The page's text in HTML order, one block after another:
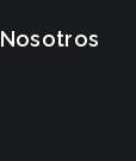
Nosotros